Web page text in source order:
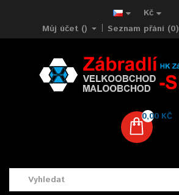
Kč
Můj účet ()
Seznam přání (0)
0,00 KČ